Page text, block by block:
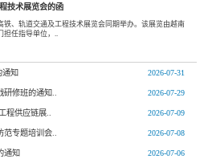
技术展览会的函
铁、轨道交通及工程技术展览会同期举办。该展览由越南
担任指导单位，..
2026-07-31
通知
2026-07-29
研修班的通知..
2026-07-09
程供应链展..
2026-07-08
范专题培训会..
2026-07-06
通知